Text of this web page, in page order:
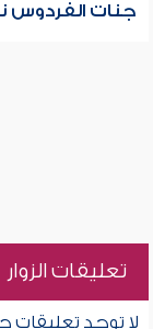
جنات الفردوس
تعليقات الزوار
لا توجد تعليقات